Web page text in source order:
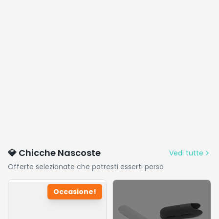
💎 Chicche Nascoste
Vedi tutte
Offerte selezionate che potresti esserti perso
Occasione!